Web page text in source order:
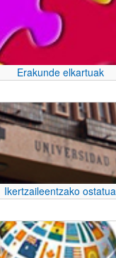
Erakunde elkartuak
Ikertzaileentzako ostatua